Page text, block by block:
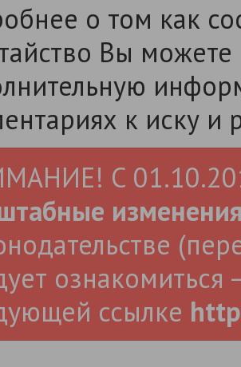
о том как
Вы
к иску и
С
ознакомиться
ссылке